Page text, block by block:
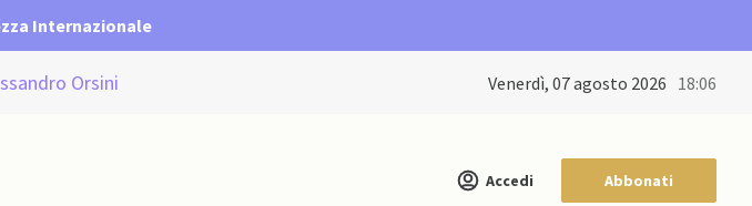
Internazionale
Orsini venerdì, 07 agosto 2026 18:06
Accedi Abbonati